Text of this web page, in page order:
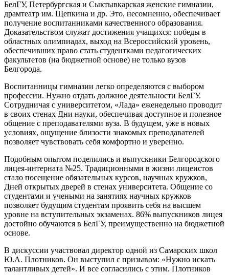
БелГУ, Петербургская и Сыктывкарская женские гимназии,
драмтеатр им. Щепкина и др. Это, несомненно, обеспечивает
получение воспитанниками качественного образования.
Доказательством служат достижения учащихся: победы в
областных олимпиадах, выход на Всероссийский уровень,
обеспечивших право стать студентками педагогических
факультетов (на бюджетной основе) не только вузов
Белгорода.
Воспитанницы гимназии легко определяются с выбором
профессии. Нужно отдать должное деятельности БелГУ.
Сотрудничая с университетом, «Лада» еженедельно проводит
в своих стенах Дни науки, обеспечивая доступное и полезное
общение с преподавателями вуза. В будущем, уже в новых
условиях, ощущение близости знакомых преподавателей
позволяет чувствовать себя комфортно и уверенно.
Подобным опытом поделились и выпускники Белгородского
лицея-интерната №25. Традиционными в жизни лицеистов
стало посещение обязательных курсов, научных кружков,
Дней открытых дверей в стенах университета. Общение со
студентами и учеными на занятиях научных кружков
позволяет будущим студентам проявить себя на высшем
уровне на вступительных экзаменах. 86% выпускников лицея
достойно обучаются в БелГУ, преимущественно на бюджетной
основе.
В дискуссии участвовал директор одной из Самарских школ
Ю.А. Плотников. Он выступил с призывом: «Нужно искать
талантливых детей». И все согласились с этим. Плотников